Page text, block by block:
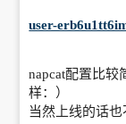
user-
napcat配置比较
样：）
当然上线的话也